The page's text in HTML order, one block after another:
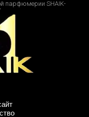
парфюмерии SHAIK-